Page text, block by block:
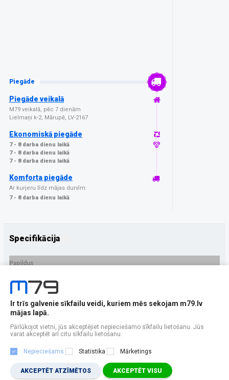
Piegāde
Piegāde veikalā
M79 veikalā, pēc 7 dienām
Lielmaņi k-2, Mārupē, LV-2167
Ekonomiskā piegāde
7 - 8 darba dienu laikā
7 - 8 darba dienu laikā
7 - 8 darba dienu laikā
Komforta piegāde
Ar kurjeru līdz mājas durvīm:
7 - 8 darba dienu laikā
Specifikācija
Papildus
Ražotājs
PRECES APRAKSTS
EAN - 5903108397599
Ir trīs galvenie sīkfailu veidi, kuriem mēs sekojam m79.lv
mājas lapā.
Pārlūkojot vietni, jūs akceptējiet nepieciešamo sīkfailu lietošanu. Jūs
varat akceptēt arī citu sīkfailu lietošanu.
Nepieciešams Statistika Mārketings
AKCEPTĒT ATZĪMĒTOS AKCEPTĒT VISU